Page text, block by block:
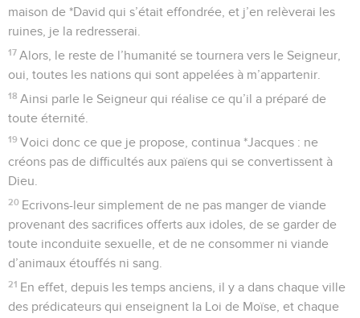
maison de *David qui s’était effondrée, et j’en relèverai les
ruines, je la redresserai.
17 Alors, le reste de l’humanité se tournera vers le Seigneur,
oui, toutes les nations qui sont appelées à m’appartenir.
18 Ainsi parle le Seigneur qui réalise ce qu’il a préparé de
toute éternité.
19 Voici donc ce que je propose, continua *Jacques : ne
créons pas de difficultés aux païens qui se convertissent à
Dieu.
20 Ecrivons-leur simplement de ne pas manger de viande
provenant des sacrifices offerts aux idoles, de se garder de
toute inconduite sexuelle, et de ne consommer ni viande
d’animaux étouffés ni sang.
21 En effet, depuis les temps anciens, il y a dans chaque ville
des prédicateurs qui enseignent la Loi de Moïse, et chaque